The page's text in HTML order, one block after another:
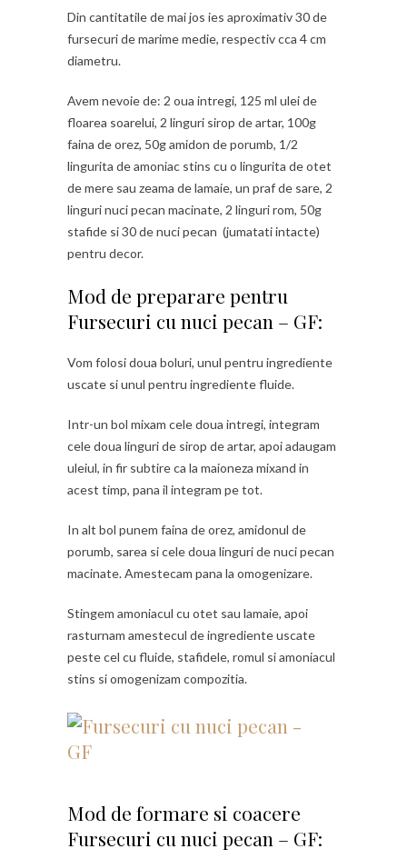
Din cantitatile de mai jos ies aproximativ 30 de
fursecuri de marime medie, respectiv cca 4 cm
diametru.
Avem nevoie de: 2 oua intregi, 125 ml ulei de
floarea soarelui, 2 linguri sirop de artar, 100g
faina de orez, 50g amidon de porumb, 1/2
lingurita de amoniac stins cu o lingurita de otet
de mere sau zeama de lamaie, un praf de sare, 2
linguri nuci pecan macinate, 2 linguri rom, 50g
stafide si 30 de nuci pecan (jumatati intacte)
pentru decor.
Mod de preparare pentru
Fursecuri cu nuci pecan – GF:
Vom folosi doua boluri, unul pentru ingrediente
uscate si unul pentru ingrediente fluide.
Intr-un bol mixam cele doua intregi, integram
cele doua linguri de sirop de artar, apoi adaugam
uleiul, in fir subtire ca la maioneza mixand in
acest timp, pana il integram pe tot.
In alt bol punem faina de orez, amidonul de
porumb, sarea si cele doua linguri de nuci pecan
macinate. Amestecam pana la omogenizare.
Stingem amoniacul cu otet sau lamaie, apoi
rasturnam amestecul de ingrediente uscate
peste cel cu fluide, stafidele, romul si amoniacul
stins si omogenizam compozitia.
Mod de formare si coacere
Fursecuri cu nuci pecan – GF: